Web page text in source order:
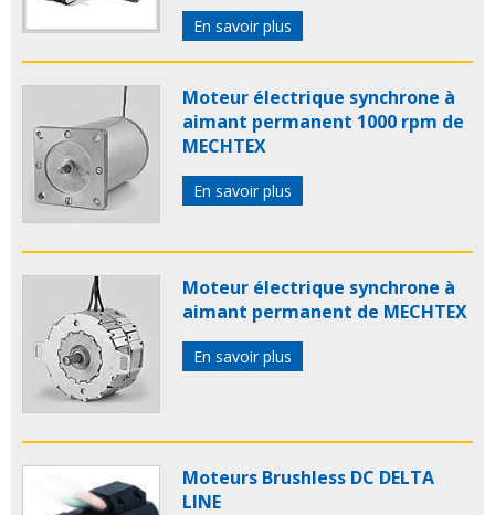
En savoir plus
Moteur électrique synchrone à
aimant permanent 1000 rpm de
MECHTEX
En savoir plus
Moteur électrique synchrone à
aimant permanent de MECHTEX
En savoir plus
Moteurs Brushless DC DELTA
LINE